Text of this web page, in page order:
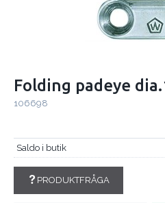
Folding padeye
106698
Saldo i butik
PRODUKTFRÅGA